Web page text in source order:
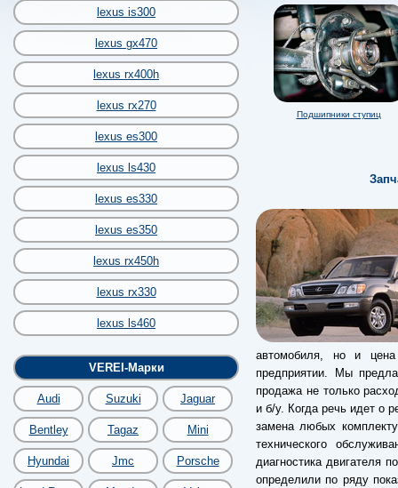
lexus is300
lexus gx470
lexus rx400h
lexus rx270
lexus es300
lexus ls430
lexus es330
lexus es350
lexus rx450h
lexus rx330
lexus ls460
VEREI-Марки
Audi Suzuki Jaguar
Bentley Tagaz Mini
Hyundai Jmc Porsche
Подшипники ступиц
автомобиля, но и
предприятии. Мы
продажа не только
и б/у. Когда речь идет о
замена любых
технического
диагностика двигателя
определили по ряду